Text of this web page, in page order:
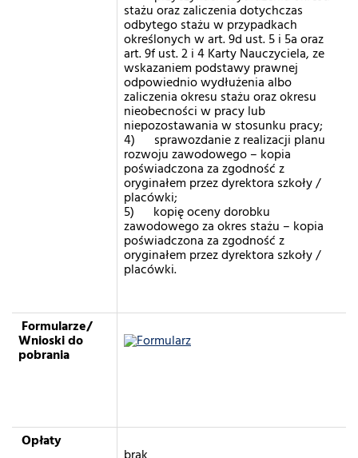
stażu oraz zaliczenia dotychczas
odbytego stażu w przypadkach
określonych w art. 9d ust. 5 i 5a oraz
art. 9f ust. 2 i 4 Karty Nauczyciela, ze
wskazaniem podstawy prawnej
odpowiednio wydłużenia albo
zaliczenia okresu stażu oraz okresu
nieobecności w pracy lub
niepozostawania w stosunku pracy;
4) sprawozdanie z realizacji planu
rozwoju zawodowego – kopia
poświadczona za zgodność z
oryginałem przez dyrektora szkoły /
placówki;
5) kopię oceny dorobku
zawodowego za okres stażu – kopia
poświadczona za zgodność z
oryginałem przez dyrektora szkoły /
placówki.
Formularze/
Wnioski do
pobrania
Opłaty